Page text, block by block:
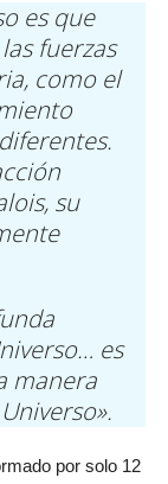
es que
fuerzas
como el
su
es
manera
por solo 12